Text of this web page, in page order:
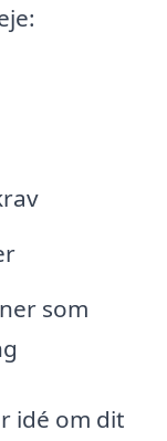
som
idé om dit